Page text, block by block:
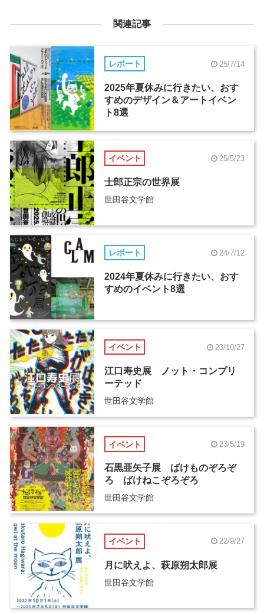
関連記事
レポート 25/7/14
2025年夏休みに行きたい、おす
すめのデザイン＆アートイベン
ト8選
イベント 25/5/23
士郎正宗の世界展
世田谷文学館
レポート 24/7/12
2024年夏休みに行きたい、おす
すめのイベント8選
イベント 23/10/27
江口寿史展 ノット・コンプリ
ーテッド
世田谷文学館
イベント 23/5/19
石黒亜矢子展 ばけものぞろぞ
ろ ばけねこぞろぞろ
世田谷文学館
イベント 22/9/27
月に吠えよ、萩原朔太郎展
世田谷文学館